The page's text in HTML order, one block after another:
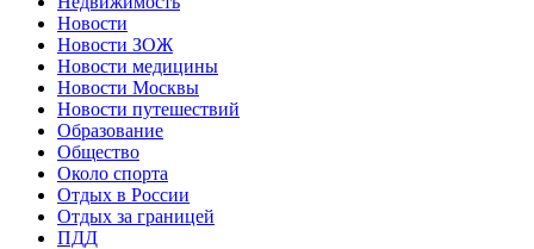
Новости
Новости ЗОЖ
Новости медицины
Новости Москвы
Новости путешествий
Образование
Общество
Около спорта
Отдых в России
Отдых за границей
ПДД